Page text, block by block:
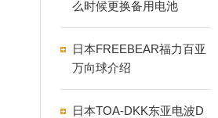
么时候更换备用电池
日本FREEBEAR福力百亚
万向球介绍
日本TOA-DKK东亚电波D